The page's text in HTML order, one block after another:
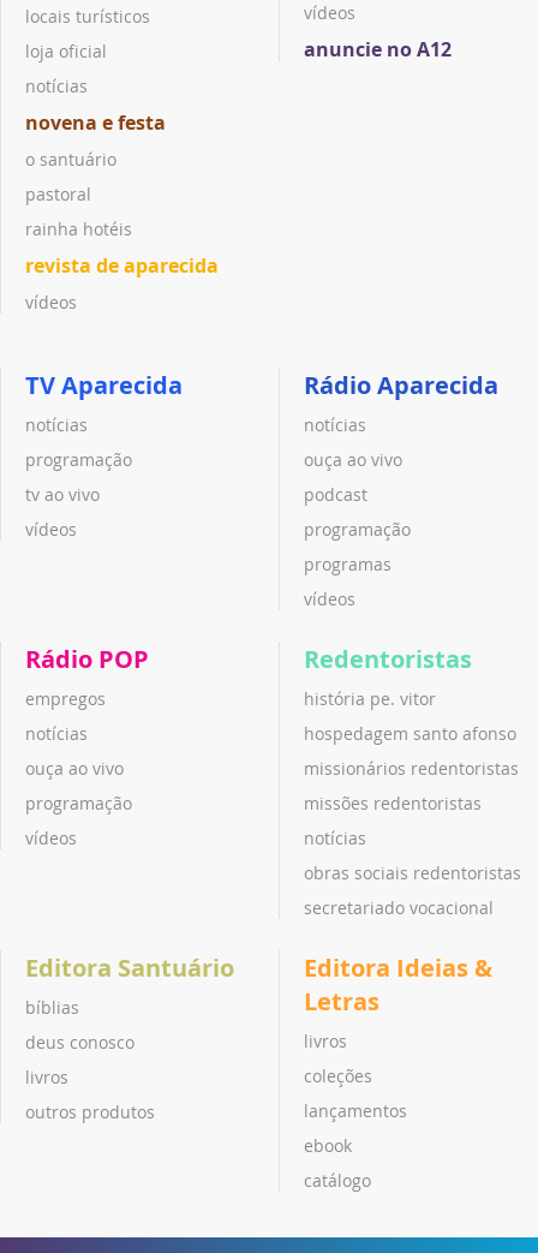
locais turísticos
loja oficial
notícias
novena e festa
o santuário
pastoral
rainha hotéis
revista de aparecida
vídeos
vídeos
anuncie no A12
TV Aparecida
notícias
programação
tv ao vivo
vídeos
Rádio Aparecida
notícias
ouça ao vivo
podcast
programação
programas
vídeos
Rádio POP
empregos
notícias
ouça ao vivo
programação
vídeos
Redentoristas
história pe. vitor
hospedagem santo afonso
missionários redentoristas
missões redentoristas
notícias
obras sociais redentoristas
secretariado vocacional
Editora Santuário
bíblias
deus conosco
livros
outros produtos
Editora Ideias &
Letras
livros
coleções
lançamentos
ebook
catálogo